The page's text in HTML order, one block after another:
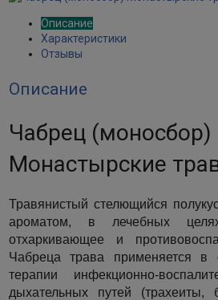
Описание
Характеристики
Отзывы
Описание
Чабрец (моносбор)
Монастырские
Травянистый стелющийся
ароматом, в лечебных
отхаркивающее и
Чабреца трава применяется в
терапии инфекционно-
дыхательных путей (трахеиты,